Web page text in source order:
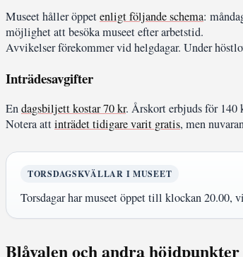
Museet håller öppetenligt följande schema:
möjlighet att besöka museet efter arbetstid.
Avvikelser förekommer vid helgdagar. Under
Inträdesavgifter
Endagsbiljett kostar 70 kr. Årskort erbjuds för 140
Notera attinträdet tidigare varit gratis, men
TORSDAGSKVÄLLAR I MUSEET
Torsdagar har museet öppet till klockan 20.00,
Blåvalen och andra